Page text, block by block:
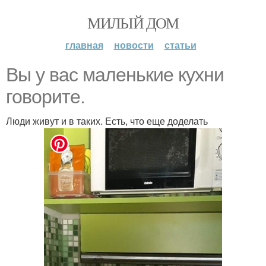
МИЛЫЙ ДОМ
главная новости статьи
Вы у вас маленькие кухни
говорите.
Люди живут и в таких. Есть, что еще доделать